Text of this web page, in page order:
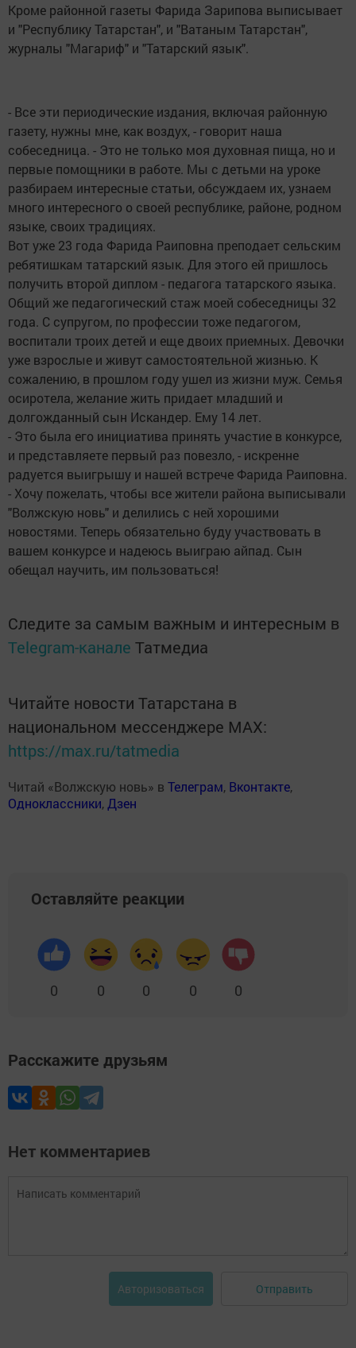
Кроме районной газеты Фарида Зарипова выписывает
и "Республику Татарстан", и "Ватаным Татарстан",
журналы "Магариф" и "Татарский язык".
- Все эти периодические издания, включая районную
газету, нужны мне, как воздух, - говорит наша
собеседница. - Это не только моя духовная пища, но и
первые помощники в работе. Мы с детьми на уроке
разбираем интересные статьи, обсуждаем их, узнаем
много интересного о своей республике, районе, родном
языке, своих традициях.
Вот уже 23 года Фарида Раиповна преподает сельским
ребятишкам татарский язык. Для этого ей пришлось
получить второй диплом - педагога татарского языка.
Общий же педагогический стаж моей собеседницы 32
года. С супругом, по профессии тоже педагогом,
воспитали троих детей и еще двоих приемных. Девочки
уже взрослые и живут самостоятельной жизнью. К
сожалению, в прошлом году ушел из жизни муж. Семья
осиротела, желание жить придает младший и
долгожданный сын Искандер. Ему 14 лет.
- Это была его инициатива принять участие в конкурсе,
и представляете первый раз повезло, - искренне
радуется выигрышу и нашей встрече Фарида Раиповна.
- Хочу пожелать, чтобы все жители района выписывали
"Волжскую новь" и делились с ней хорошими
новостями. Теперь обязательно буду участвовать в
вашем конкурсе и надеюсь выиграю айпад. Сын
обещал научить, им пользоваться!
Следите за самым важным и интересным в
Telegram-канале Татмедиа
Читайте новости Татарстана в
национальном мессенджере MАХ:
https://max.ru/tatmedia
Читай «Волжскую новь» в Телеграм, Вконтакте,
Одноклассники, Дзен
Оставляйте реакции
0 0 0 0 0
Расскажите друзьям
Нет комментариев
Авторизоваться Отправить